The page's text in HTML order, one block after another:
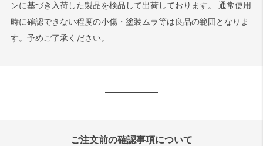
ンに基づき入荷した製品を検品して出荷しております。 通常使用
時に確認できない程度の小傷・塗装ムラ等は良品の範囲となりま
す。予めご了承ください。
ご注文前の確認事項について